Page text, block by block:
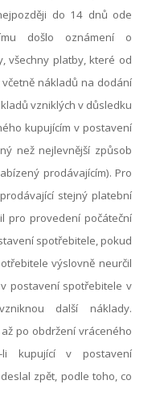
do 14 dnů ode
došlo oznámení o
všechny platby, které od
nákladů na dodání
vzniklých v důsledku
kupujícím v postavení
než nejlevnější způsob
prodávajícím). Pro
stejný platební
pro provedení počáteční
spotřebitele, pokud
výslovně neurčil
postavení spotřebitele v
další náklady.
po obdržení vráceného
li kupující v postavení
zpět, podle toho, co